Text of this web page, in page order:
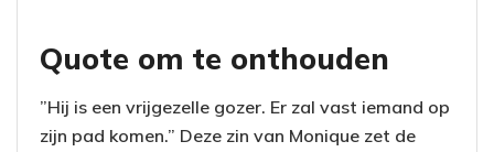
Quote om te onthouden
”Hij is een vrijgezelle gozer. Er zal vast iemand op
zijn pad komen.” Deze zin van Monique zet de